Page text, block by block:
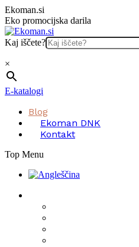
Skip
to
content
Ekoman.si
Eko promocijska darila
Kaj iščete?
×
E-katalogi
Blog
Ekoman DNK
Kontakt
Top Menu